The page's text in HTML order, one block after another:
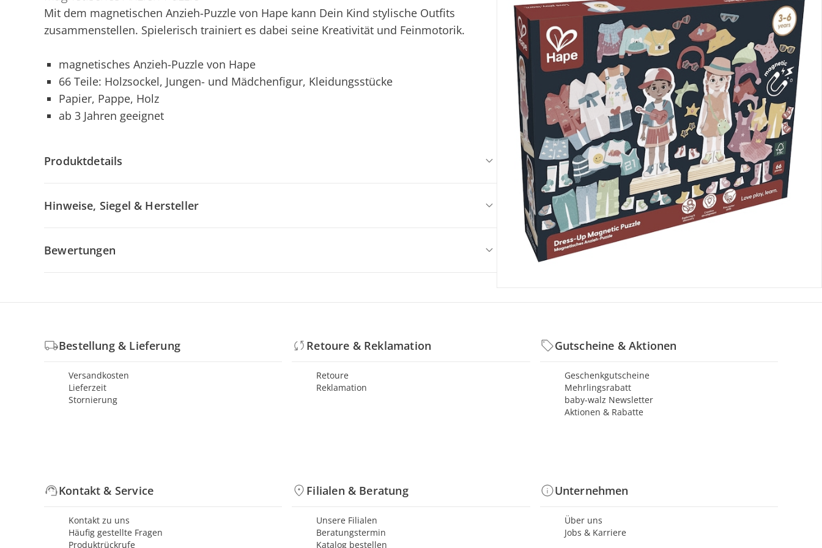
Mit dem magnetischen Anzieh-Puzzle von Hape kann Dein Kind stylische Outfits
zusammenstellen. Spielerisch trainiert es dabei seine Kreativität und Feinmotorik.
magnetisches Anzieh-Puzzle von Hape
66 Teile: Holzsockel, Jungen- und Mädchenfigur, Kleidungsstücke
Papier, Pappe, Holz
ab 3 Jahren geeignet
Produktdetails
Hinweise, Siegel & Hersteller
Bewertungen
Bestellung & Lieferung
Versandkosten
Lieferzeit
Stornierung
Retoure & Reklamation
Retoure
Reklamation
Gutscheine & Aktionen
Geschenkgutscheine
Mehrlingsrabatt
baby-walz Newsletter
Aktionen & Rabatte
Kontakt & Service
Kontakt zu uns
Häufig gestellte Fragen
Produktrückrufe
Filialen & Beratung
Unsere Filialen
Beratungstermin
Katalog bestellen
Unternehmen
Über uns
Jobs & Karriere